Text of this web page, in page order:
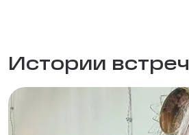
Истории встреч